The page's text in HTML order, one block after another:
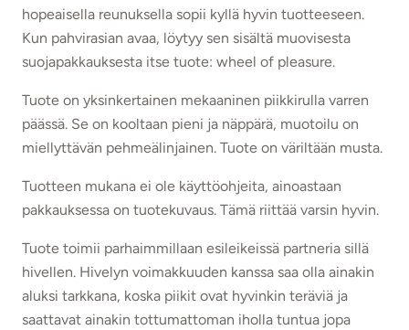
hopeaisella reunuksella sopii kyllä hyvin tuotteeseen.
Kun pahvirasian avaa, löytyy sen sisältä muovisesta
suojapakkauksesta itse tuote: wheel of pleasure.
Tuote on yksinkertainen mekaaninen piikkirulla varren
päässä. Se on kooltaan pieni ja näppärä, muotoilu on
miellyttävän pehmeälinjainen. Tuote on väriltään musta.
Tuotteen mukana ei ole käyttöohjeita, ainoastaan
pakkauksessa on tuotekuvaus. Tämä riittää varsin hyvin.
Tuote toimii parhaimmillaan esileikeissä partneria sillä
hivellen. Hivelyn voimakkuuden kanssa saa olla ainakin
aluksi tarkkana, koska piikit ovat hyvinkin teräviä ja
saattavat ainakin tottumattoman iholla tuntua jopa